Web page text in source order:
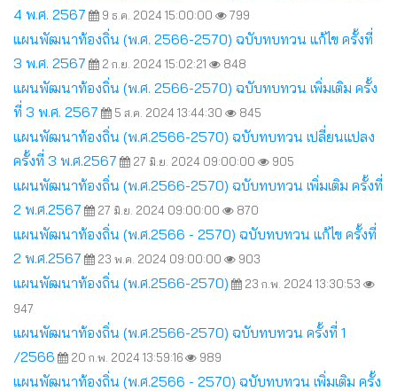
4 พ.ศ. 2567
9 ธ.ค. 2024 15:00:00 799
แผนพัฒนาท้องถิ่น (พ.ศ. 2566-2570) ฉบับทบทวน แก้ไข ครั้งที่
3 พ.ศ. 2567
2 ก.ย. 2024 15:02:21 848
แผนพัฒนาท้องถิ่น (พ.ศ. 2566-2570) ฉบับทบทวน เพิ่มเติม ครั้ง
ที่ 3 พ.ศ. 2567
5 ส.ค. 2024 13:44:30 845
แผนพัฒนาท้องถิ่น (พ.ศ.2566-2570) ฉบับทบทวน เปลี่ยนแปลง
ครั้งที่ 3 พ.ศ.2567
27 มิ.ย. 2024 09:00:00 905
แผนพัฒนาท้องถิ่น (พ.ศ.2566-2570) ฉบับทบทวน เพิ่มเติม ครั้งที่
2 พ.ศ.2567
27 มิ.ย. 2024 09:00:00 870
แผนพัฒนาท้องถิ่น (พ.ศ.2566 - 2570) ฉบับทบทวน แก้ไข ครั้งที่
2 พ.ศ.2567
23 พ.ค. 2024 09:00:00 903
แผนพัฒนาท้องถิ่น (พ.ศ.2566-2570)
23 ก.พ. 2024 13:30:53
947
แผนพัฒนาท้องถิ่น (พ.ศ.2566-2570) ฉบับทบทวน ครั้งที่ 1
/2566
20 ก.พ. 2024 13:59:16 989
แผนพัฒนาท้องถิ่น (พ.ศ.2566 - 2570) ฉบับทบทวน เพิ่มเติม ครั้ง